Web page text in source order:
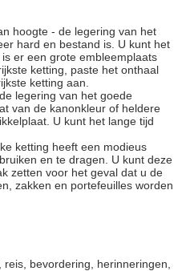
hoogte - de legering van het
hard en bestand is. U kunt het
er een grote embleemplaats
ketting, paste het onthaal
ketting aan.
legering van het goede
van de kanonkleur of heldere
U kunt het lange tijd
ketting heeft een modieus
en te dragen. U kunt deze
zetten voor het geval dat u de
zakken en portefeuilles worden
bevordering, herinneringen,